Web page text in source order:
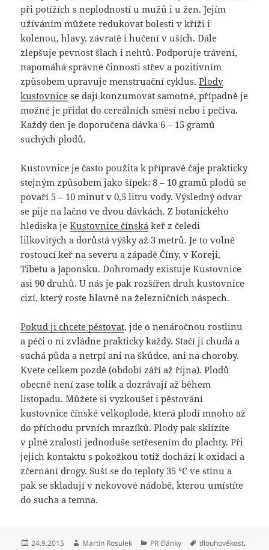
při potížích s neplodností u mužů i u žen. Jejím
užíváním můžete redukovat bolesti v kříži i
kolenou, hlavy, závratě i hučení v uších. Dále
zlepšuje pevnost šlach i nehtů. Podporuje trávení,
napomáhá správné činnosti střev a pozitivním
způsobem upravuje menstruační cyklus.Plody
kustovnice se dají konzumovat samotné, případně je
možné je přidat do cereálních směsí nebo i pečiva.
Každý den je doporučena dávka 6 – 15 gramů
suchých plodů.
Kustovnice je často použita k přípravě čaje prakticky
stejným způsobem jako šípek: 8 – 10 gramů plodů se
povaří 5 – 10 minut v 0,5 litru vody. Výsledný odvar
se pije na lačno ve dvou dávkách. Z botanického
hlediska jeKustovnice čínská keř z čeledi
lilkovitých a dorůstá výšky až 3 metrů. Je to volně
rostoucí keř na severu a západě Číny, v Koreji,
Tibetu a Japonsku. Dohromady existuje Kustovnice
asi 90 druhů. U nás je pak rozšířen druh kustovnice
cizí, který roste hlavně na železničních náspech.
Pokud ji chcete pěstovat, jde o nenáročnou rostlinu
a péči o ni zvládne prakticky každý. Stačí jí chudá a
suchá půda a netrpí ani na škůdce, ani na choroby.
Kvete celkem pozdě (období září až října). Plodů
obecně není zase tolik a dozrávají až během
listopadu. Můžete si vyzkoušet i pěstování
kustovnice čínské velkoplodé, která plodí mnoho až
do příchodu prvních mrazíků. Plody pak sklízíte
v plné zralosti jednoduše setřesením do plachty. Při
jejich kontaktu s pokožkou totiž dochází k oxidaci a
zčernání drogy. Suší se do teploty 35 °C ve stínu a
pak se skladují v nekovové nádobě, kterou umístíte
do sucha a temna.
Publikováno:
24.9.2015 Autor:
Martin Rosulek Rubriky:
PR články Štítky:
dlouhověkost,